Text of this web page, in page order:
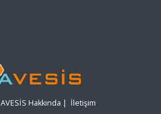
AVESİS Hakkında | İletişim